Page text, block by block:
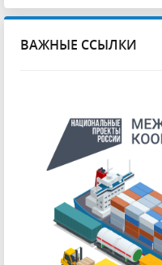
ВАЖНЫЕ ССЫЛКИ